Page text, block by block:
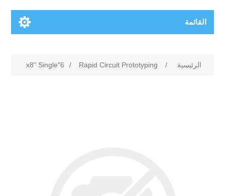
القائمة
الرئيسية /
Rapid Circuit Prototyping
/
6"x8" Single